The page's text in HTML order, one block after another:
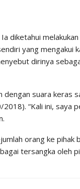
diketahui
yang mengakui
dirinya
dengan suara keras
“Kali ini, saya
orang ke pihak
tersangka oleh